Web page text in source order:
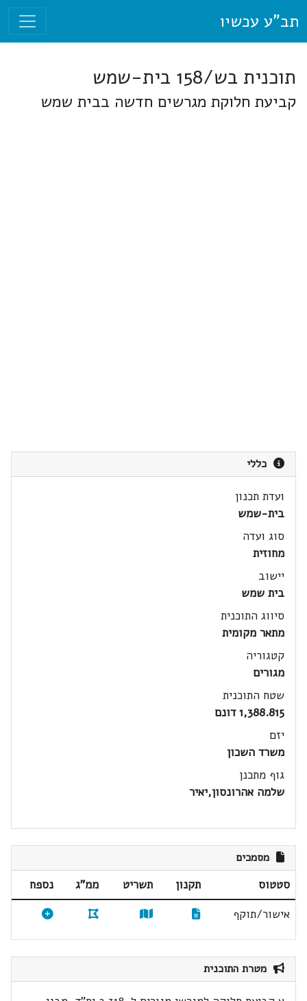
תב"ע עכשיו
תוכנית בש/158 בית-שמש
קביעת חלוקת מגרשים חדשה בבית שמש
כללי
ועדת תכנון
בית-שמש
סוג ועדה
מחוזית
יישוב
בית שמש
סיווג התוכנית
מתאר מקומית
קטגוריה
מגורים
שטח התוכנית
1,388.815 דונם
יזם
משרד השכון
גוף מתכנן
שלמה אהרונסון,יאיר
מסמכים
סטטוס תקנון תשריט ממ"ג
נספח
אישור/תוקף
מטרת התוכנית